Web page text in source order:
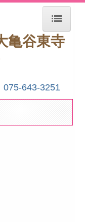
075-643-3251